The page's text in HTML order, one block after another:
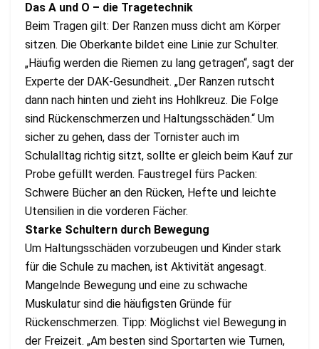
Das A und O – die Tragetechnik
Beim Tragen gilt: Der Ranzen muss dicht am Körper
sitzen. Die Oberkante bildet eine Linie zur Schulter.
„Häufig werden die Riemen zu lang getragen“, sagt der
Experte der DAK-Gesundheit. „Der Ranzen rutscht
dann nach hinten und zieht ins Hohlkreuz. Die Folge
sind Rückenschmerzen und Haltungsschäden.“ Um
sicher zu gehen, dass der Tornister auch im
Schulalltag richtig sitzt, sollte er gleich beim Kauf zur
Probe gefüllt werden. Faustregel fürs Packen:
Schwere Bücher an den Rücken, Hefte und leichte
Utensilien in die vorderen Fächer.
Starke Schultern durch Bewegung
Um Haltungsschäden vorzubeugen und Kinder stark
für die Schule zu machen, ist Aktivität angesagt.
Mangelnde Bewegung und eine zu schwache
Muskulatur sind die häufigsten Gründe für
Rückenschmerzen. Tipp: Möglichst viel Bewegung in
der Freizeit. „Am besten sind Sportarten wie Turnen,